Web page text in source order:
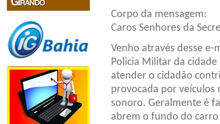
Corpo da mensagem:
Caros Senhores da
Venho através desse
Policia Militar da
atender o cidadão
provocada por
sonoro. Geralmente é
abrem o fundo do